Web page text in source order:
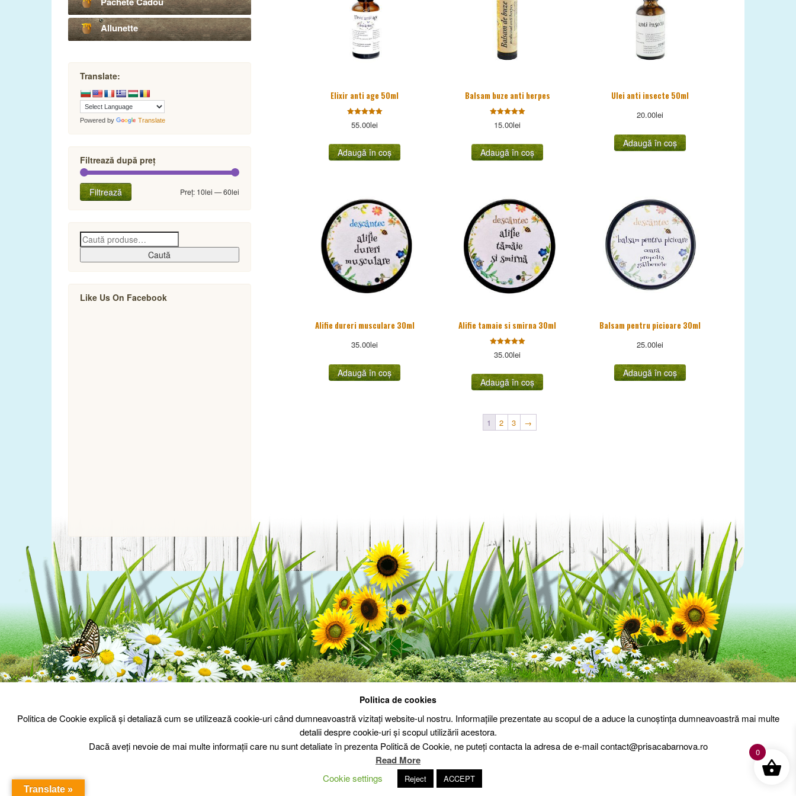
Elixir anti age 50ml
Evaluat la
5.00
55.00lei
Adaugă în coș
Balsam buze anti herpes
Evaluat la
5.00
15.00lei
Adaugă în coș
Ulei anti insecte 50ml
20.00lei
Adaugă în coș
Alifie dureri musculare 30ml
35.00lei
Adaugă în coș
Alifie tamaie si smirna 30ml
Evaluat la
5.00
35.00lei
Adaugă în coș
Balsam pentru picioare 30ml
25.00lei
Adaugă în coș
1 2 3 →
Allunette
Translate:
Powered by Translate
Filtrează după preț
Preț
Preț
Filtrează Preț: 10lei —60lei
Caută
Like Us On Facebook
© Prisaca Barnova 2026 - Sign Up Politica de cookie Politica de confidentialitate Livrare – Termeni si conditii Contact
Politica de cookies
Politica de Cookie explică și detaliază cum se utilizează cookie-uri când dumneavoastră vizitați website-ul nostru. Informațiile prezentate au scopul de a aduce la cunoștința dumneavoastră mai multe
detalii despre cookie-uri și scopul utilizării acestora.
Dacă aveți nevoie de mai multe informații care nu sunt detaliate în prezenta Politică de Cookie, ne puteți contacta la adresa de e-mail contact@prisacabarnova.ro
Read More
Cookie settings Reject ACCEPT
Translate »
0